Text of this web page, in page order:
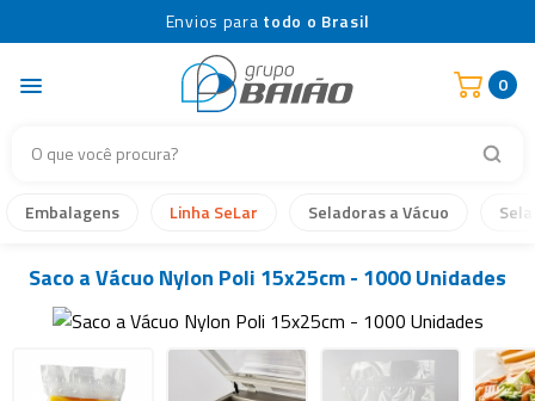
Envios para todo o Brasil
0
Embalagens Linha SeLar Seladoras a Vácuo
Saco a Vácuo Nylon Poli 15x25cm - 1000 Unidades